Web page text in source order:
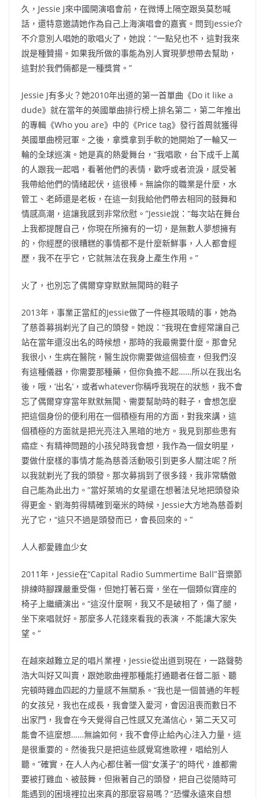
久，Jessie J來中國開演唱會前，在微博上隔空跟吳莫愁喊
話，還特意邀請她作為自己上海演唱會的嘉賓。問到Jessie介
不介意別人唱她的歌唱火了，她說：“一點兒也不，這對我來
說是種贊揚。如果我所做的事能為別人實現夢想帶去幫助，
這對於我們倆都是一種獎賞。”
Jessie J有多火？她2010年出道的第一首單曲《Do it like a
dude》就在當年的英國單曲排行榜上排名第二，第二年推出
的專輯《Who you are》中的《Price tag》發行首周就獲得
英國單曲榜冠軍。之後，拿獎拿到手軟的她開始了一輪又一
輪的全球巡演。她是真的熱愛舞台，“我唱歌，台下成千上萬
的人跟我一起唱，看著他們的表情，歡呼或者流淚，感受著
我帶給他們的情緒起伏，這很棒。無論你的職業是什麼，水
管工、老師還是老板，在這一刻我給他們帶去相同的鼓舞和
情感高潮，這讓我感到非常欣慰。”Jessie說：“每次站在舞台
上我都提醒自己，你現在所擁有的一切，是無數人夢想擁有
的，你經歷的很糟糕的事情都不是什麼新鮮事，人人都會經
歷，我不在乎它，它就無法在我身上產生作用。”
火了，也別忘了偶爾穿穿默默無聞時的鞋子
2013年，事業正當紅的Jessie做了一件極其吸睛的事，她為
了慈善募捐剃光了自己的頭發。她說：“我現在會經常讓自己
站在當年還沒出名的時候想，那時的我最需要什麼。那會兒
我很小，生病在醫院，醫生說你需要做這個檢查，但我們沒
有這種儀器，你需要那種藥，但你負擔不起……所以在我出名
後，哦，‘出名’，或者whatever你稱呼我現在的狀態，我不會
忘了偶爾穿穿當年默默無聞、需要幫助時的鞋子，會想怎麼
把這個身份的便利用在一個積極有用的方面，對我來講，這
個積極的方面就是把光亮注入黑暗的地方。我見到那些患有
癌症、有精神問題的小孩兒時我會想，我作為一個女明星，
要做什麼樣的事情才能為慈善活動吸引到更多人關注呢？所
以我就剃光了我的頭發。那次募捐到了很多錢，我非常驕傲
自己能為此出力。”當好萊塢的女星還在想著法兒地把頭發染
得更金、劉海剪得精確到毫米的時候，Jessie大方地為慈善剃
光了它，“這只不過是頭發而已，會長回來的。”
人人都愛雞血少女
2011年，Jessie在“Capital Radio Summertime Ball”音樂節
排練時腳踝嚴重受傷，但她打著石膏，坐在一個類似寶座的
椅子上繼續演出。“這沒什麼啊，我又不是破相了，傷了腿，
坐下來唱就好。那麼多人花錢來看我的表演，不能讓大家失
望。”
在越來越難立足的唱片業裡，Jessie從出道到現在，一路聲勢
浩大叫好又叫賣，跟她歌曲裡那種能打通聽者任督二脈、聽
完頓時雞血四起的力量感不無關系。“我也是一個普通的年輕
的女孩兒，我也在成長，我會墜入愛河，會因沮喪而數日不
出家門，我會在今天覺得自己性感又充滿信心，第二天又可
能會不這麼想……無論如何，我不會停止給內心注入力量，這
是很重要的。然後我只是把這些感覺寫進歌裡，唱給別人
聽。”確實，在人人內心都住著一個“女漢子”的時代，誰都需
要被打雞血、被鼓舞，但揪著自己的頭發，把自己從隨時可
能遇到的困境裡拉出來真的那麼容易嗎？“恐懼永遠來自想